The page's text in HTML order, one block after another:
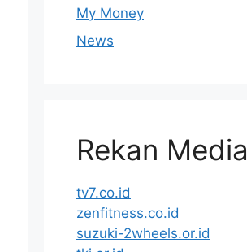
My Money
News
Rekan Media
tv7.co.id
zenfitness.co.id
suzuki-2wheels.or.id